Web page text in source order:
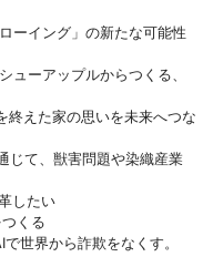
ーイング」の新たな可能性
ーアップルからつくる、
えた家の思いを未来へつな
じて、獣害問題や染織産業
したい
くる
世界から詐欺をなくす。